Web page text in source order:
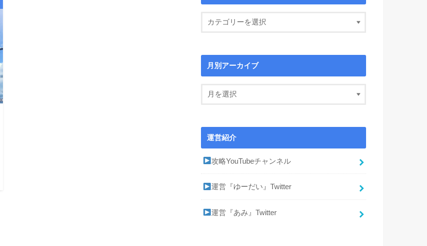
月別アーカイブ
運営紹介
攻略YouTubeチャンネル
運営『ゆーだい』Twitter
運営『あみ』Twitter